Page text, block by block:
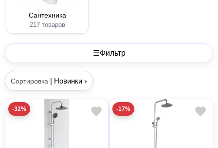
Сантехника
217 товаров
☰Фильтр
Сортировка | Новинки ▾
-32% -17%